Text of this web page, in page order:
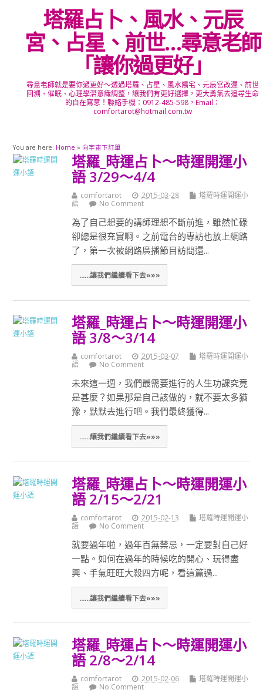
塔羅占卜、風水、元辰
宮、占星、前世…尋意老師
「讓你過更好」
尋意老師就是要你過更好～透過塔羅、占星、風水陽宅、元辰宮改運、前世
回溯、催眠、心理學潛意識調整，讓我們有更好選擇，更大勇氣去追尋生命
的自在寫意！聯絡手機：0912-485-598，Email：
comfortarot@hotmail.com.tw
You are here: Home » 向宇宙下訂單
塔羅_時運占卜～時運開運小
語 3/29～4/4
comfortarot 2015-03-28
塔羅時運開運小
語
No Comment
為了自己想要的講師理想不斷前進，雖然忙碌
卻總是很充實啊。之前電台的專訪也放上網路
了，第一次被網路廣播節目訪問還...
......讓我們繼續看下去»»»
塔羅_時運占卜～時運開運小
語 3/8～3/14
comfortarot 2015-03-07
塔羅時運開運小
語
No Comment
未來這一週，我們最需要進行的人生功課究竟
是甚麼？如果那是自己該做的，就不要太多猶
豫，默默去進行吧。我們最終獲得...
......讓我們繼續看下去»»»
塔羅_時運占卜～時運開運小
語 2/15～2/21
comfortarot 2015-02-13
塔羅時運開運小
語
No Comment
就要過年啦，過年百無禁忌，一定要對自己好
一點。如何在過年的時候吃的開心、玩得盡
興、手氣旺旺大殺四方呢，看這篇過...
......讓我們繼續看下去»»»
塔羅_時運占卜～時運開運小
語 2/8～2/14
comfortarot 2015-02-06
塔羅時運開運小
語
No Comment